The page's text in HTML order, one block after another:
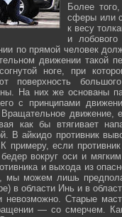
Более
сферы или
к весу
и
по прямой человек
движении такой
ноге, при
поверхность
На них же основаны
с принципами
движение,
как бы втягивает
В айкидо противник
примеру, если
бедер вокруг оси и
и выхода из
мы можем лишь
в области Инь и в
невозможно. Старые
— со смерчем.